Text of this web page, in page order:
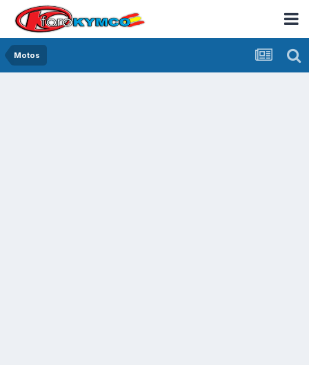
Motos